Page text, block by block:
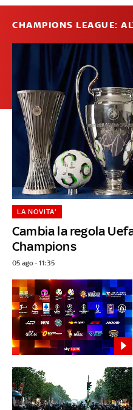
CHAMPIONS LEAGUE:
Cambia la regola
Champions
LA NOVITA'
05 ago - 11:35